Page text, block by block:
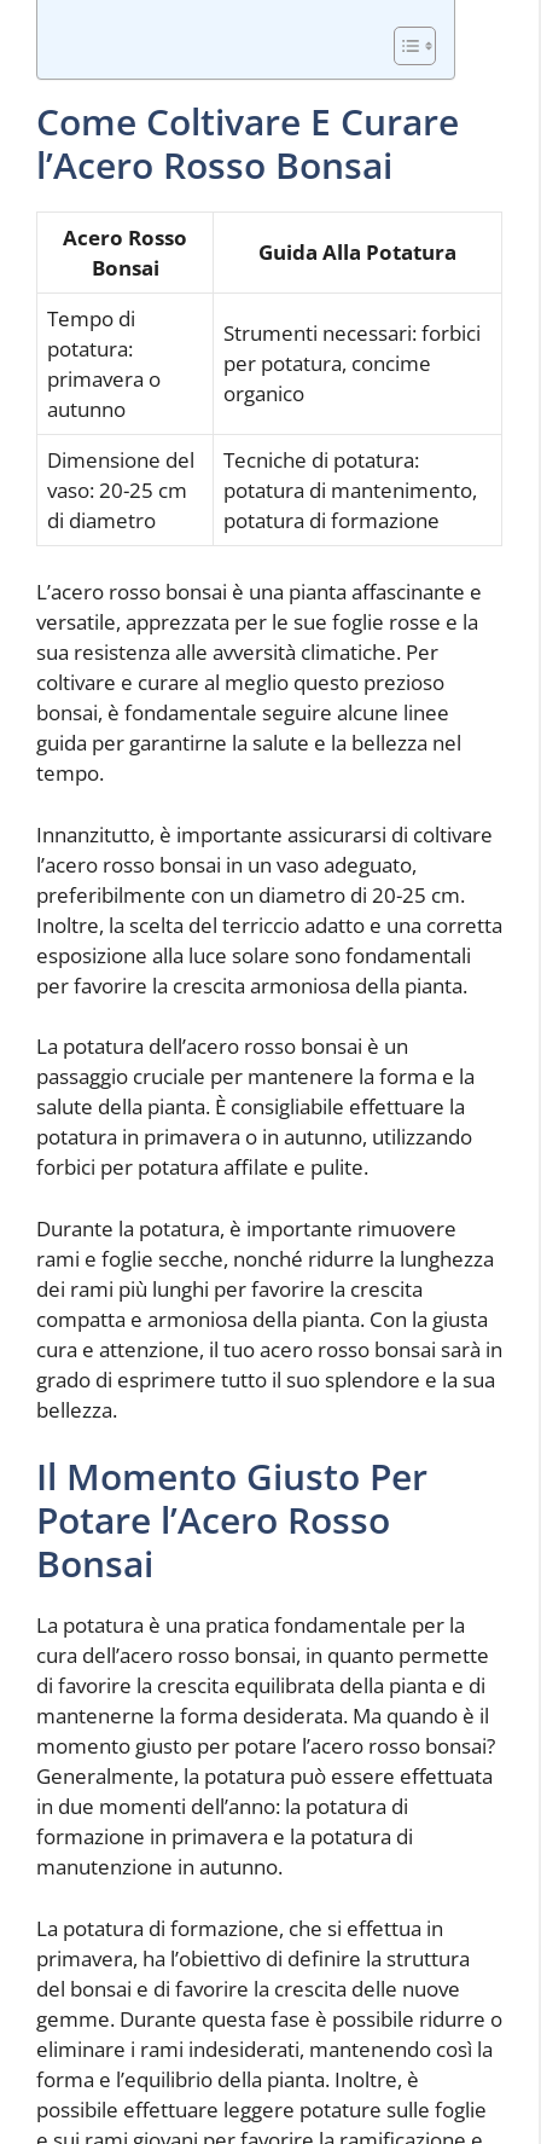
Come Coltivare E Curare
l’Acero Rosso Bonsai
Acero Rosso
Bonsai
Guida Alla Potatura
Tempo di
potatura:
primavera o
autunno
Strumenti necessari: forbici
per potatura, concime
organico
Dimensione del
vaso: 20-25 cm
di diametro
Tecniche di potatura:
potatura di mantenimento,
potatura di formazione
L’acero rosso bonsai è una pianta affascinante e
versatile, apprezzata per le sue foglie rosse e la
sua resistenza alle avversità climatiche. Per
coltivare e curare al meglio questo prezioso
bonsai, è fondamentale seguire alcune linee
guida per garantirne la salute e la bellezza nel
tempo.
Innanzitutto, è importante assicurarsi di coltivare
l’acero rosso bonsai in un vaso adeguato,
preferibilmente con un diametro di 20-25 cm.
Inoltre, la scelta del terriccio adatto e una corretta
esposizione alla luce solare sono fondamentali
per favorire la crescita armoniosa della pianta.
La potatura dell’acero rosso bonsai è un
passaggio cruciale per mantenere la forma e la
salute della pianta. È consigliabile effettuare la
potatura in primavera o in autunno, utilizzando
forbici per potatura affilate e pulite.
Durante la potatura, è importante rimuovere
rami e foglie secche, nonché ridurre la lunghezza
dei rami più lunghi per favorire la crescita
compatta e armoniosa della pianta. Con la giusta
cura e attenzione, il tuo acero rosso bonsai sarà in
grado di esprimere tutto il suo splendore e la sua
bellezza.
Il Momento Giusto Per
Potare l’Acero Rosso
Bonsai
La potatura è una pratica fondamentale per la
cura dell’acero rosso bonsai, in quanto permette
di favorire la crescita equilibrata della pianta e di
mantenerne la forma desiderata. Ma quando è il
momento giusto per potare l’acero rosso bonsai?
Generalmente, la potatura può essere effettuata
in due momenti dell’anno: la potatura di
formazione in primavera e la potatura di
manutenzione in autunno.
La potatura di formazione, che si effettua in
primavera, ha l’obiettivo di definire la struttura
del bonsai e di favorire la crescita delle nuove
gemme. Durante questa fase è possibile ridurre o
eliminare i rami indesiderati, mantenendo così la
forma e l’equilibrio della pianta. Inoltre, è
possibile effettuare leggere potature sulle foglie